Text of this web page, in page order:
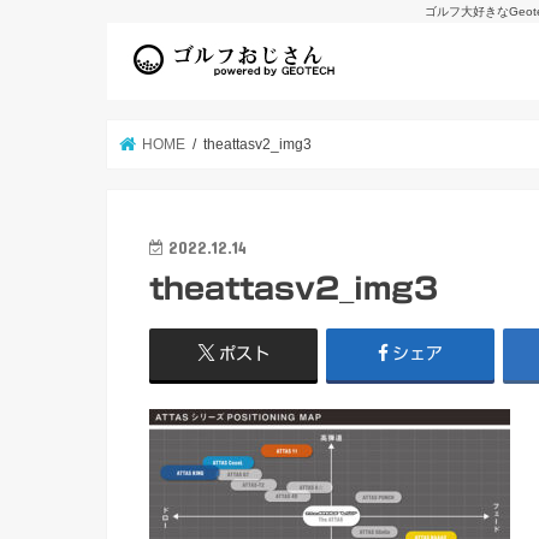
ゴルフ大好きな
HOME theattasv2_img3
2022.12.14
theattasv2_img3
ポスト シェア